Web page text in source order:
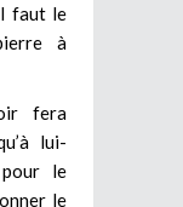
faut le
à
fera
lui-
le
le